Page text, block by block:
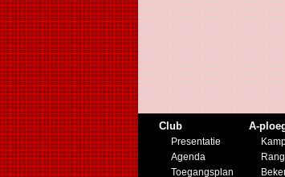
Club
Presentatie
Agenda
Toegangsplan
A-